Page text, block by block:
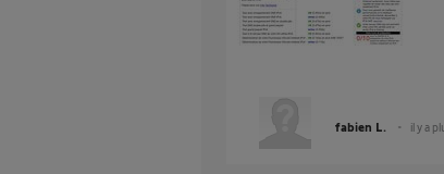
fabien L. il y a